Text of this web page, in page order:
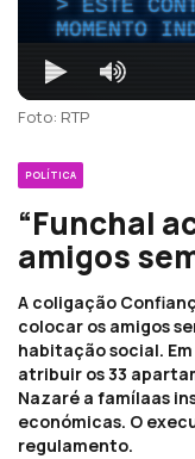
ESTE
MOMENTO
Foto: RTP
POLÍTICA
“Funchal
amigos
A coligação
colocar os amigos
habitação social.
atribuir os 33
Nazaré a famílaas
económicas. O
regulamento.